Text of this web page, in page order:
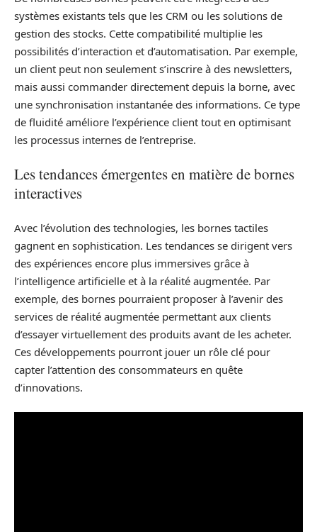
systèmes existants tels que les CRM ou les solutions de
gestion des stocks. Cette compatibilité multiplie les
possibilités d’interaction et d’automatisation. Par exemple,
un client peut non seulement s’inscrire à des newsletters,
mais aussi commander directement depuis la borne, avec
une synchronisation instantanée des informations. Ce type
de fluidité améliore l’expérience client tout en optimisant
les processus internes de l’entreprise.
Les tendances émergentes en matière de bornes
interactives
Avec l’évolution des technologies, les bornes tactiles
gagnent en sophistication. Les tendances se dirigent vers
des expériences encore plus immersives grâce à
l’intelligence artificielle et à la réalité augmentée. Par
exemple, des bornes pourraient proposer à l’avenir des
services de réalité augmentée permettant aux clients
d’essayer virtuellement des produits avant de les acheter.
Ces développements pourront jouer un rôle clé pour
capter l’attention des consommateurs en quête
d’innovations.